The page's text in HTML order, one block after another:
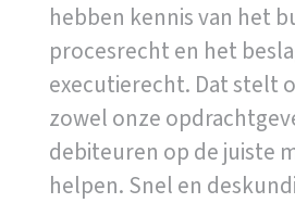
hebben kennis van het
procesrecht en het
executierecht. Dat stelt
zowel onze
debiteuren op de juiste
helpen. Snel en